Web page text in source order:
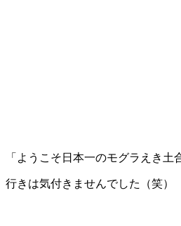
「ようこそ日本一のモグラえき土
行きは気付きませんでした（笑）